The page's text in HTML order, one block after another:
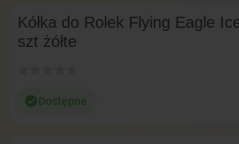
Kółka do Rolek Flying Eagle
szt żółte
Dostępne